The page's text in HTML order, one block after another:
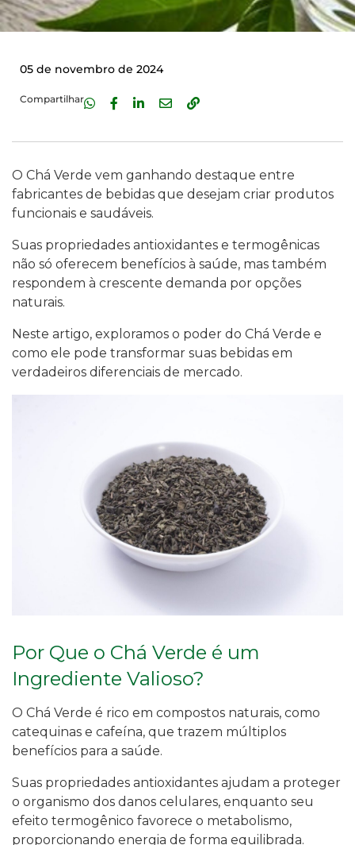
05 de novembro de 2024
Compartilhar
O Chá Verde vem ganhando destaque entre
fabricantes de bebidas que desejam criar produtos
funcionais e saudáveis.
Suas propriedades antioxidantes e termogênicas
não só oferecem benefícios à saúde, mas também
respondem à crescente demanda por opções
naturais.
Neste artigo, exploramos o poder do Chá Verde e
como ele pode transformar suas bebidas em
verdadeiros diferenciais de mercado.
Por Que o Chá Verde é um
Ingrediente Valioso?
O Chá Verde é rico em compostos naturais, como
catequinas e cafeína, que trazem múltiplos
benefícios para a saúde.
Suas propriedades antioxidantes ajudam a proteger
o organismo dos danos celulares, enquanto seu
efeito termogênico favorece o metabolismo,
proporcionando energia de forma equilibrada.